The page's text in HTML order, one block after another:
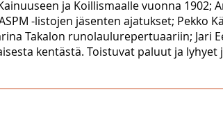
ja Koillismaalle vuonna
-listojen jäsenten ajatukset; Pekko
Takalon runolaulurepertuaariin;
kentästä. Toistuvat paluut ja